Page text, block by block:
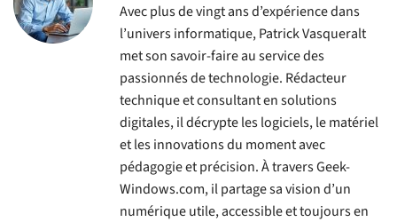
Avec plus de vingt ans d’expérience dans
l’univers informatique, Patrick Vasqueralt
met son savoir-faire au service des
passionnés de technologie. Rédacteur
technique et consultant en solutions
digitales, il décrypte les logiciels, le matériel
et les innovations du moment avec
pédagogie et précision. À travers Geek-
Windows.com, il partage sa vision d’un
numérique utile, accessible et toujours en